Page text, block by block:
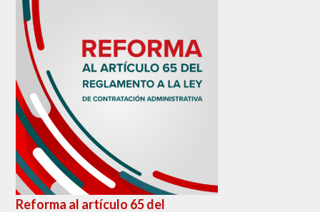
Reforma al artículo 65 del